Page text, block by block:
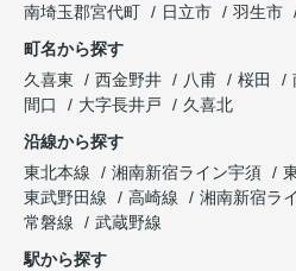
南埼玉郡宮代町
日立市 羽生市
町名から探す
久喜東
西金野井 八甫 桜田
間口
大字長井戸
久喜北
沿線から探す
東北本線
湘南新宿ライン宇須
東武野田線
高崎線 湘南新宿ラ
常磐線
武蔵野線
駅から探す